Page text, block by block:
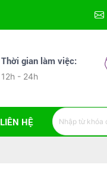
Thời gian làm việc:
12h - 24h
LIÊN HỆ